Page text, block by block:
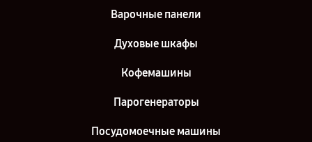
Ремонт холодильника Siemens KI38VX20 в г. Киров
Варочные панели
Духовые шкафы
Кофемашины
Парогенераторы
Посудомоечные машины